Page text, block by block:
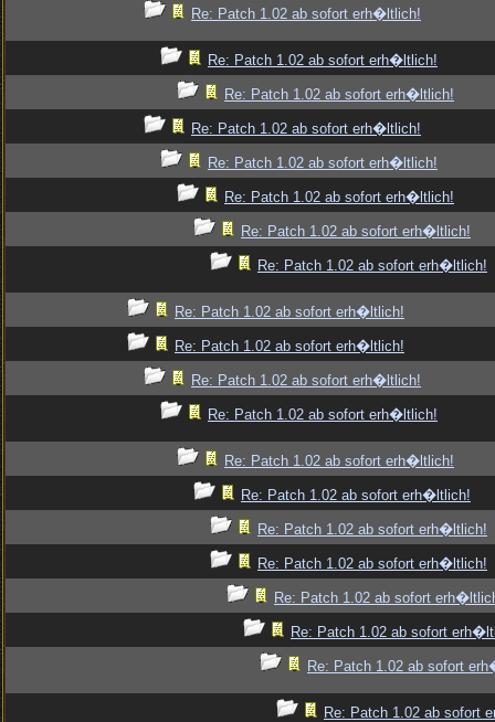
Re: Patch 1.02 ab sofort erh�ltlich!
Re: Patch 1.02 ab sofort erh�ltlich!
Re: Patch 1.02 ab sofort erh�ltlich!
Re: Patch 1.02 ab sofort erh�ltlich!
Re: Patch 1.02 ab sofort erh�ltlich!
Re: Patch 1.02 ab sofort erh�ltlich!
Re: Patch 1.02 ab sofort erh�ltlich!
Re: Patch 1.02 ab sofort erh�ltlich!
Re: Patch 1.02 ab sofort erh�ltlich!
Re: Patch 1.02 ab sofort erh�ltlich!
Re: Patch 1.02 ab sofort erh�ltlich!
Re: Patch 1.02 ab sofort erh�ltlich!
Re: Patch 1.02 ab sofort erh�ltlich!
Re: Patch 1.02 ab sofort erh�ltlich!
Re: Patch 1.02 ab sofort erh�ltlich!
Re: Patch 1.02 ab sofort erh�ltlich!
Re: Patch 1.02 ab sofort
Re: Patch 1.02 ab sofort
Re: Patch 1.02 ab sofort
Re: Patch 1.02 ab sofort